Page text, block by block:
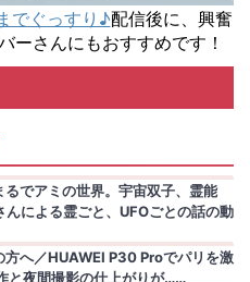
でぐっすり♪配信後に、興奮
ーさんにもおすすめです！
るでアミの世界。宇宙双子、霊能
による霊ごと、UFOごとの話の動
へ／HUAWEI P30 Proでパリを激
と夜間撮影の仕上がりが……